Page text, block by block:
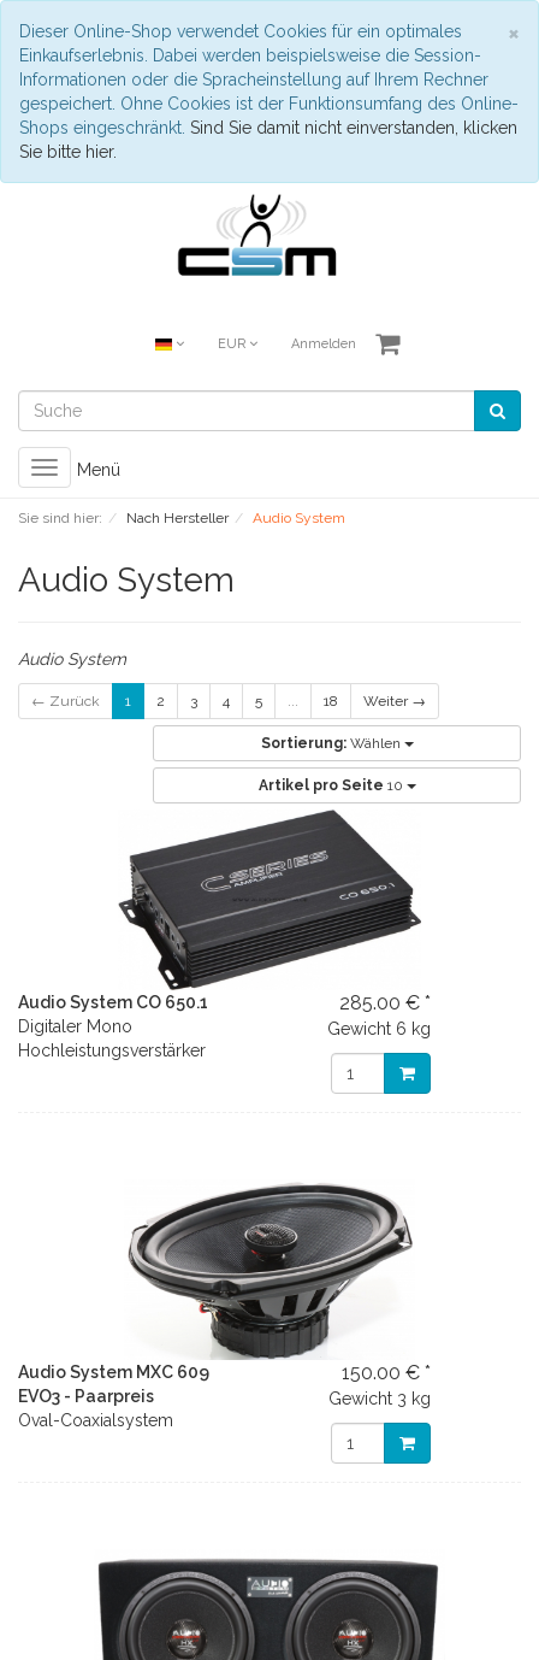
×
Dieser Online-Shop verwendet Cookies für ein optimales
Einkaufserlebnis. Dabei werden beispielsweise die Session-
Informationen oder die Spracheinstellung auf Ihrem Rechner
gespeichert. Ohne Cookies ist der Funktionsumfang des Online-
Shops eingeschränkt. Sind Sie damit nicht einverstanden, klicken
Sie bitte hier.
EUR Anmelden
Toggle
navigation
Menü
Sie sind hier: Nach Hersteller Audio System
Audio System
Audio System
← Zurück 1 2 3 4 5 ... 18 Weiter →
Sortierung: Wählen
Artikel pro Seite 10
Audio System CO 650.1
Digitaler Mono
Hochleistungsverstärker
285.00 € *
Gewicht 6 kg
Audio System MXC 609
EVO3 - Paarpreis
Oval-Coaxialsystem
150.00 € *
Gewicht 3 kg